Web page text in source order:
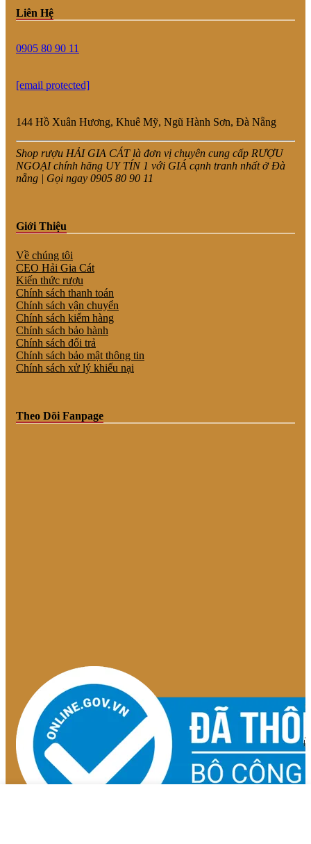
Liên Hệ
0905 80 90 11
[email protected]
144 Hồ Xuân Hương, Khuê Mỹ, Ngũ Hành Sơn, Đà Nẵng
Shop rượu HẢI GIA CÁT là đơn vị chuyên cung cấp RƯỢU
NGOẠI chính hãng UY TÍN 1 với GIÁ cạnh tranh nhất ở Đà
nẵng | Gọi ngay 0905 80 90 11
Giới Thiệu
Về chúng tôi
CEO Hải Gia Cát
Kiến thức rượu
Chính sách thanh toán
Chính sách vận chuyển
Chính sách kiểm hàng
Chính sách bảo hành
Chính sách đổi trả
Chính sách bảo mật thông tin
Chính sách xử lý khiếu nại
Theo Dõi Fanpage